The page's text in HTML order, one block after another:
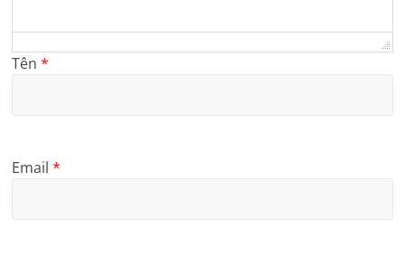
Tên*
Email*